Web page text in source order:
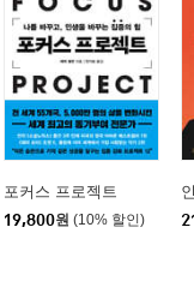
포커스 프로젝트
19,800원 (10% 할인)